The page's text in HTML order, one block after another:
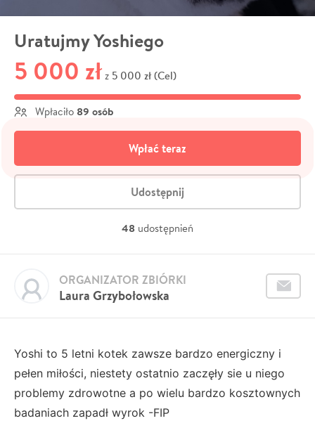
Uratujmy Yoshiego
5 000 zł z 5 000 zł (Cel)
Wpłaciło 89 osób
Wpłać teraz
Udostępnij
48 udostępnień
Laura Grzybołowska
ORGANIZATOR ZBIÓRKI
Yoshi to 5 letni kotek zawsze bardzo energiczny i
pełen miłości, niestety ostatnio zaczęły sie u niego
problemy zdrowotne a po wielu bardzo kosztownych
badaniach zapadł wyrok -FIP